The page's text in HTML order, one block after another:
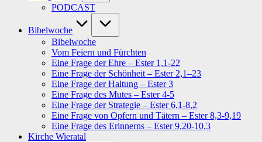
PODCAST
Bibelwoche
Bibelwoche
Vom Feiern und Fürchten
Eine Frage der Ehre – Ester 1,1-22
Eine Frage der Schönheit – Ester 2,1–23
Eine Frage der Haltung – Ester 3
Eine Frage des Mutes – Ester 4-5
Eine Frage der Strategie – Ester 6,1-8,2
Eine Frage von Opfern und Tätern – Ester 8,3-9,19
Eine Frage des Erinnerns – Ester 9,20-10,3
Kirche Wieratal